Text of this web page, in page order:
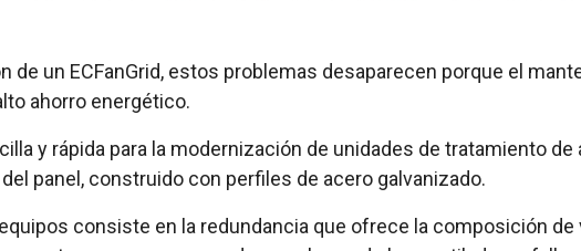
de un ECFanGrid, estos problemas desaparecen porque el
ahorro energético.
y rápida para la modernización de unidades de tratamiento
panel, construido con perfiles de acero galvanizado.
consiste en la redundancia que ofrece la composición